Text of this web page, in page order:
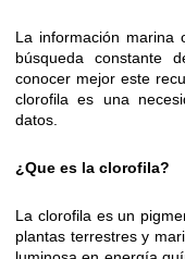
La información marina
búsqueda constante
conocer mejor este
clorofila es una
datos.
¿Que es la clorofila?
La clorofila es un
plantas terrestres y